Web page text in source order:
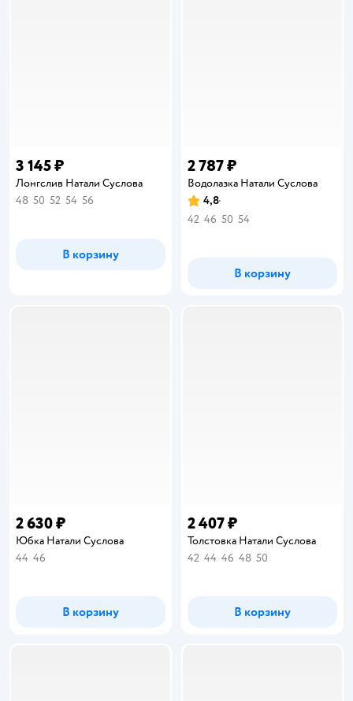
3 145 ₽
Лонгслив Натали Суслова
48 50 52 54 56
В корзину
2 787 ₽
Водолазка Натали Суслова
Рейтинг:
4,8
42 46 50 54
В корзину
2 630 ₽
Юбка Натали Суслова
44 46
В корзину
2 407 ₽
Толстовка Натали Суслова
42 44 46 48 50
В корзину